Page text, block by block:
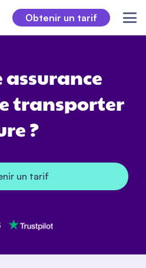
Obtenir un tarif
assurance
transporter
?
un tarif